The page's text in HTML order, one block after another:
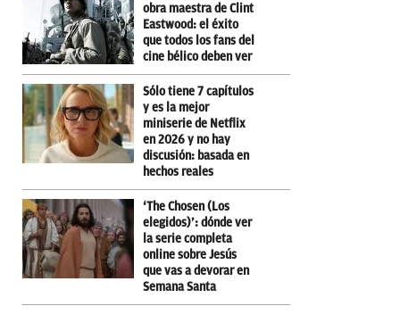
obra maestra de Clint
Eastwood: el éxito
que todos los fans del
cine bélico deben ver
Sólo tiene 7 capítulos
y es la mejor
miniserie de Netflix
en 2026 y no hay
discusión: basada en
hechos reales
‘The Chosen (Los
elegidos)’: dónde ver
la serie completa
online sobre Jesús
que vas a devorar en
Semana Santa